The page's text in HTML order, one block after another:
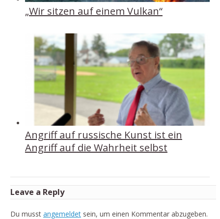
„Wir sitzen auf einem Vulkan“
Angriff auf russische Kunst ist ein
Angriff auf die Wahrheit selbst
Leave a Reply
Du musst angemeldetsein, um einen Kommentar abzugeben.